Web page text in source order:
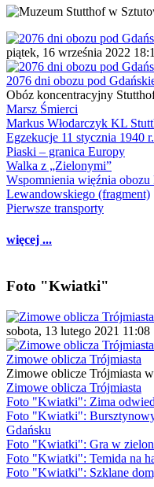
piątek, 16 września 2022
2076 dni obozu pod
Obóz koncentracyjny
Marsz Śmierci
Markus Włodarczyk KL
Egzekucje 11 stycznia 1940
Piaski – granica Europy
Walka z „Zielonymi”
Wspomnienia więźnia obozu
Lewandowskiego (fragment)
Pierwsze transporty
więcej ...
Foto "Kwiatki"
sobota, 13 lutego 2021 11:08
Zimowe oblicza Trójmiasta
Zimowe oblicze Trójmiasta
Zimowe oblicza Trójmiasta
Foto "Kwiatki": Zima
Foto "Kwiatki":
Gdańsku
Foto "Kwiatki": Gra w
Foto "Kwiatki": Temida na
Foto "Kwiatki": Szklane